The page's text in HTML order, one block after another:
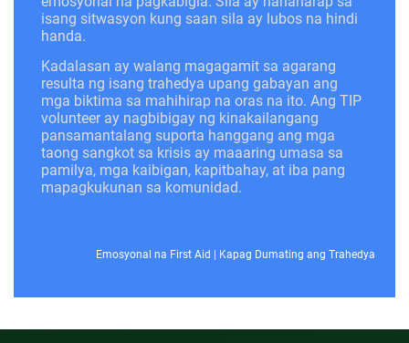
isang sitwasyon kung saan sila ay lubos na hindi
handa.
Kadalasan ay walang magagamit sa agarang
resulta ng isang trahedya upang gabayan ang
mga biktima sa mahihirap na oras na ito. Ang TIP
volunteer ay nagbibigay ng kinakailangang
pansamantalang suporta hanggang ang mga
taong sangkot sa krisis ay maaaring umasa sa
pamilya, mga kaibigan, kapitbahay, at iba pang
mapagkukunan sa komunidad.
Emosyonal na First Aid | Kapag Dumating ang Trahedya